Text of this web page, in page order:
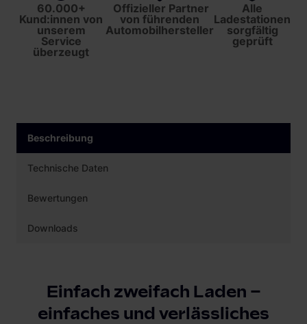
60.000+
Kund:innen von
unserem
Service
überzeugt
Offizieller Partner
von führenden
Automobilhersteller
Alle
Ladestationen
sorgfältig
geprüft
Beschreibung
Technische Daten
Bewertungen
Downloads
Einfach zweifach Laden –
einfaches und verlässliches